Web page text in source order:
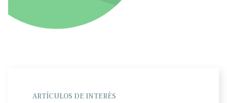
ARTÍCULOS DE INTERÉS